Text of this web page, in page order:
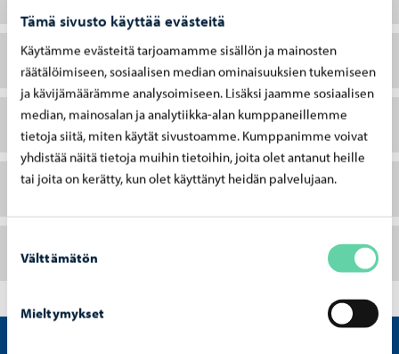
Tämä sivusto käyttää evästeitä
Käytämme evästeitä tarjoamamme sisällön ja mainosten
räätälöimiseen, sosiaalisen median ominaisuuksien tukemiseen
ja kävijämäärämme analysoimiseen. Lisäksi jaamme sosiaalisen
median, mainosalan ja analytiikka-alan kumppaneillemme
tietoja siitä, miten käytät sivustoamme. Kumppanimme voivat
yhdistää näitä tietoja muihin tietoihin, joita olet antanut heille
tai joita on kerätty, kun olet käyttänyt heidän palvelujaan.
valinta
Välttämätön
Mieltymykset
Monitoimitila: harjoitus- tai kokoustila
Luento- ja kokoustiloja
Sauna ja saunakabinetti
Kuntosali